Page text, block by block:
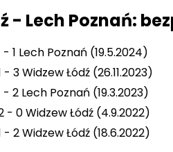
- Lech Poznań:
- 1 Lech Poznań (19.5.2024)
3 Widzew Łódź (26.11.2023)
- 2 Lech Poznań (19.3.2023)
- 0 Widzew Łódź (4.9.2022)
- 2 Widzew Łódź (18.6.2022)